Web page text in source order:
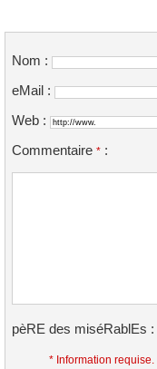
Nom :
eMail :
Web :
Commentaire * :
pèRE des miséRablEs :
* Information requise.